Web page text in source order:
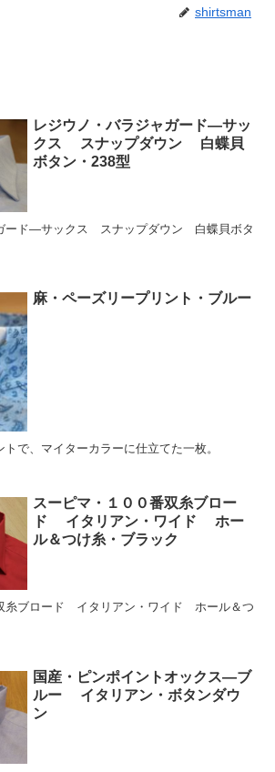
shirtsman
レジウノ・バラジャガード―サッ
クス スナップダウン 白蝶貝
ボタン・238型
ード―サックス スナップダウン 白蝶貝ボタ
麻・ペーズリープリント・ブルー
で、マイターカラーに仕立てた一枚。
スーピマ・１００番双糸ブロー
ド イタリアン・ワイド ホー
ル＆つけ糸・ブラック
糸ブロード イタリアン・ワイド ホール＆つ
国産・ピンポイントオックス―ブ
ルー イタリアン・ボタンダウ
ン